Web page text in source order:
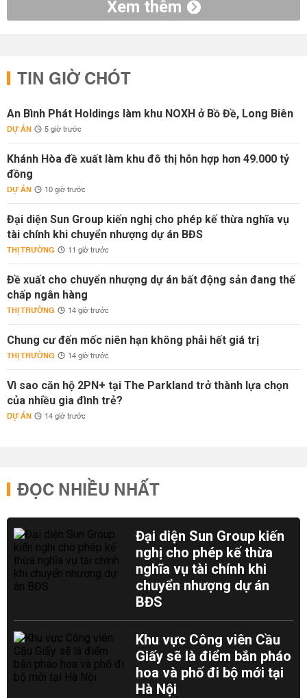
Xem thêm
TIN GIỜ CHÓT
An Bình Phát Holdings làm khu NOXH ở Bồ Đề, Long Biên
DỰ ÁN 5 giờ trước
Khánh Hòa đề xuất làm khu đô thị hỗn hợp hơn 49.000 tỷ
đồng
DỰ ÁN 10 giờ trước
Đại diện Sun Group kiến nghị cho phép kế thừa nghĩa vụ
tài chính khi chuyển nhượng dự án BĐS
THỊ TRƯỜNG 11 giờ trước
Đề xuất cho chuyển nhượng dự án bất động sản đang thế
chấp ngân hàng
THỊ TRƯỜNG 14 giờ trước
Chung cư đến mốc niên hạn không phải hết giá trị
THỊ TRƯỜNG 14 giờ trước
Vì sao căn hộ 2PN+ tại The Parkland trở thành lựa chọn
của nhiều gia đình trẻ?
DỰ ÁN 14 giờ trước
ĐỌC NHIỀU NHẤT
Đại diện Sun Group kiến
nghị cho phép kế thừa
nghĩa vụ tài chính khi
chuyển nhượng dự án
BĐS
Khu vực Công viên Cầu
Giấy sẽ là điểm bắn pháo
hoa và phố đi bộ mới tại
Hà Nội